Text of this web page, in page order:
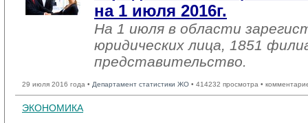
на 1 июля 2016г.
На 1 июля в области
юридических лица, 1851
представительство.
29 июля 2016 года • Департамент статистики ЖО • 414232 просмотра •
ЭКОНОМИКА